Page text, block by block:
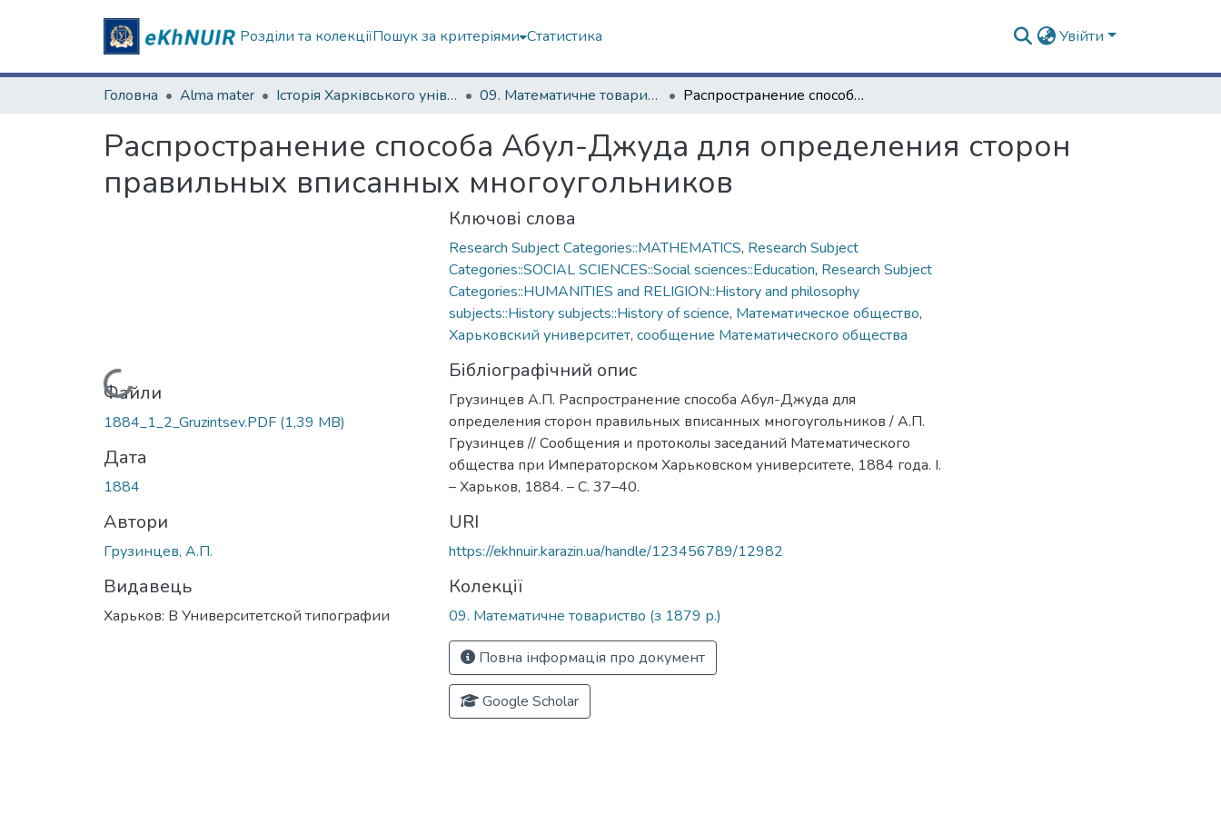
Розділи та колекціїПошук за критеріями Статистика Увійти
Головна Alma mater Історія Харківського університету 09. Математичне товариство (з 1879 р.) Распространение способа Абул-Джуда для определения сторон правильных вписанных многоугольников
Распространение способа Абул-Джуда для определения сторон
правильных вписанных многоугольников
Вантажиться...
Файли
1884_1_2_Gruzintsev.PDF (1,39 MB)
Дата
1884
Автори
Грузинцев, А.П.
Видавець
Харьков: В Университетской типографии
Ключові слова
Research Subject Categories::MATHEMATICS, Research Subject
Categories::SOCIAL SCIENCES::Social sciences::Education, Research Subject
Categories::HUMANITIES and RELIGION::History and philosophy
subjects::History subjects::History of science, Математическое общество,
Харьковский университет, сообщение Математического общества
Бібліографічний опис
Грузинцев А.П. Распространение способа Абул-Джуда для
определения сторон правильных вписанных многоугольников / А.П.
Грузинцев // Сообщения и протоколы заседаний Математического
общества при Императорском Харьковском университете, 1884 года. І.
– Харьков, 1884. – С. 37–40.
URI
https://ekhnuir.karazin.ua/handle/123456789/12982
Колекції
09. Математичне товариство (з 1879 р.)
Повна інформація про документ
Google Scholar